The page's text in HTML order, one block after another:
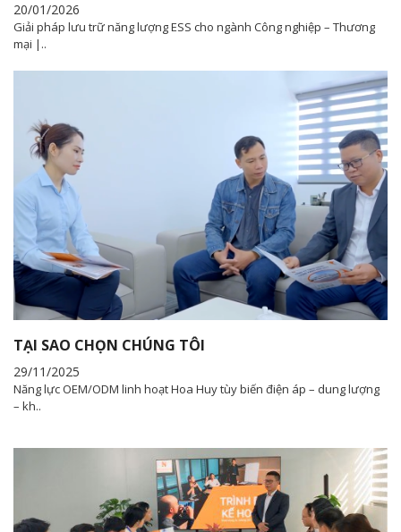
20/01/2026
Giải pháp lưu trữ năng lượng ESS cho ngành Công nghiệp – Thương
mại |..
TẠI SAO CHỌN CHÚNG TÔI
29/11/2025
Năng lực OEM/ODM linh hoạt Hoa Huy tùy biến điện áp – dung lượng
– kh..